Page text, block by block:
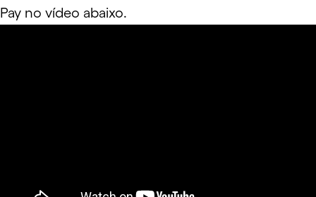
Pay no vídeo abaixo.